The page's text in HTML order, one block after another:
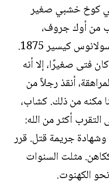
في كوخ خشبي صغير
من أوك جروف،
ويسكونسن، في 25 نوفمبسولانوس كيسير 1875.
فتى صغيرًا، إلا أنه
أنقذ رجلاً من
مكنه من ذلك. كشاب،
أكثر من الله:
وشهادة جريمة قتل. قرر
مثلت السنوات
الكهنوت.